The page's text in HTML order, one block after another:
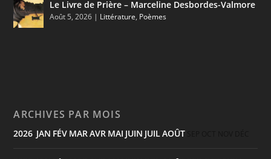
Le Livre de Prière – Marceline Desbordes-Valmore
Août 5, 2026 | Littérature, Poèmes
ARCHIVES PAR MOIS
2026 JAN FÉV MARAVR MAI JUIN JUILAOÛT